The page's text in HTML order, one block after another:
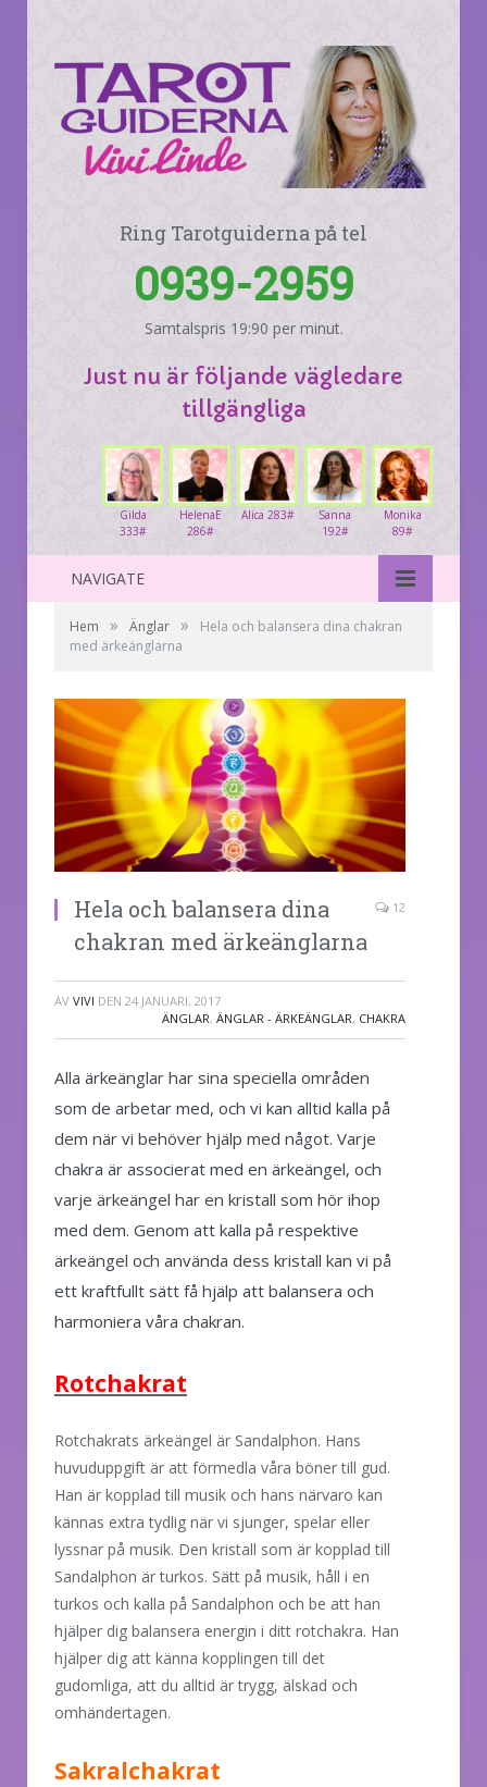
Ring Tarotguiderna på tel
0939-2959
Samtalspris 19:90 per minut.
Just nu är följande vägledare
tillgängliga
Monika
89#
Sanna
192#
Alica 283#
HelenaE
286#
Gilda
333#
NAVIGATE
Hem » Änglar »
Hela och balansera dina chakran
med ärkeänglarna
Hela och balansera dina
chakran med ärkeänglarna
12
AV VIVI DEN 24 JANUARI, 2017
ÄNGLAR, ÄNGLAR - ÄRKEÄNGLAR, CHAKRA
Alla ärkeänglar har sina speciella områden
som de arbetar med, och vi kan alltid kalla på
dem när vi behöver hjälp med något. Varje
chakra är associerat med en ärkeängel, och
varje ärkeängel har en kristall som hör ihop
med dem. Genom att kalla på respektive
ärkeängel och använda dess kristall kan vi på
ett kraftfullt sätt få hjälp att balansera och
harmoniera våra chakran.
Rotchakrat
Rotchakrats ärkeängel är Sandalphon. Hans
huvuduppgift är att förmedla våra böner till gud.
Han är kopplad till musik och hans närvaro kan
kännas extra tydlig när vi sjunger, spelar eller
lyssnar på musik. Den kristall som är kopplad till
Sandalphon är turkos. Sätt på musik, håll i en
turkos och kalla på Sandalphon och be att han
hjälper dig balansera energin i ditt rotchakra. Han
hjälper dig att känna kopplingen till det
gudomliga, att du alltid är trygg, älskad och
omhändertagen.
Sakralchakrat